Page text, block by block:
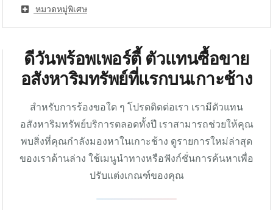
หมวดหมู่พิเศษ
ดีวันพร้อพเพอร์ตี้ ตัวแทนซื้อขาย
อสังหาริมทรัพย์ที่แรกบนเกาะช้าง
สำหรับการร้องขอใด ๆ โปรดติดต่อเรา เรามีตัวแทน
อสังหาริมทรัพย์บริการตลอดทั้งปี เราสามารถช่วยให้คุณ
พบสิ่งที่คุณกำลังมองหาในเกาะช้าง ดูรายการใหม่ล่าสุด
ของเราด้านล่าง ใช้เมนูนำทางหรือฟังก์ชั่นการค้นหาเพื่อ
ปรับแต่งเกณฑ์ของคุณ